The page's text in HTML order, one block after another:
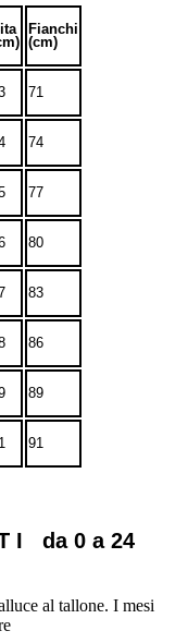
Fianchi
(cm)
71
74
77
80
83
86
89
91
I da 0 a 24
al tallone. I mesi